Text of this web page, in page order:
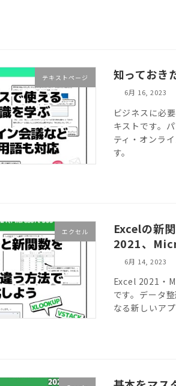
テキストページ 知っておき
6月 16, 2023
ビジネスに必
キストです。
ティ・オンラ
す。
エクセル
Excelの新
2021、
6月 14, 2023
Excel 2021・
です。データ
なる新しいア